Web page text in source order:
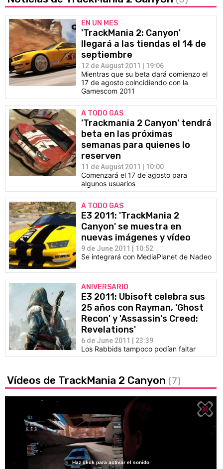
EN UN MES
'TrackMania 2: Canyon'
llegará a las tiendas el 14 de
septiembre
12 de August 2011 | 19:06
Mientras que su beta dará comienzo el
17 de agosto coincidiendo con la
Gamescom 2011
A TODO GAS
'Trackmania 2 Canyon' tendrá
beta en las próximas
semanas para quienes lo
reserven
11 de August 2011 | 10:00
Comenzará el 17 de agosto para
algunos usuarios
A TODO GAS
E3 2011: 'TrackMania 2
Canyon' se muestra en
nuevas imágenes y vídeo
9 de June 2011 | 10:52
Se integrará con MediaPlanet de Nadeo
ANIVERSARIO
E3 2011: Ubisoft celebra sus
25 años con Rayman, 'Ghost
Recon' y 'Assassin's Creed:
Revelations'
6 de June 2011 | 23:39
Los Rabbids tampoco podían faltar
Vídeos de TrackMania 2 Canyon (7)
Haz click para activar el sonido